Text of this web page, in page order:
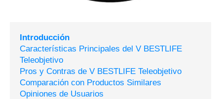
Introducción
Características Principales del V BESTLIFE
Teleobjetivo
Pros y Contras de V BESTLIFE Teleobjetivo
Comparación con Productos Similares
Opiniones de Usuarios